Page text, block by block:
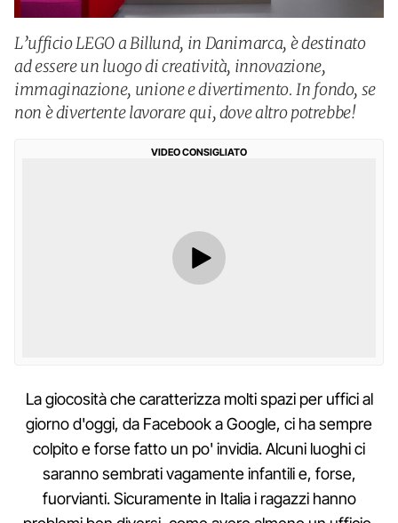
L’ufficio LEGO a Billund, in Danimarca, è destinato
ad essere un luogo di creatività, innovazione,
immaginazione, unione e divertimento. In fondo, se
non è divertente lavorare qui, dove altro potrebbe!
VIDEO CONSIGLIATO
La giocosità che caratterizza molti spazi per uffici al
giorno d'oggi, da Facebook a Google, ci ha sempre
colpito e forse fatto un po' invidia. Alcuni luoghi ci
saranno sembrati vagamente infantili e, forse,
fuorvianti. Sicuramente in Italia i ragazzi hanno